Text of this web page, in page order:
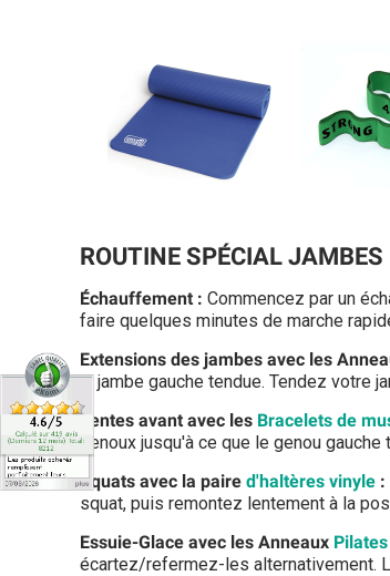
ROUTINE SPÉCIAL JAMBES
Échauffement : Commencez par un
faire quelques minutes de marche
Extensions des jambes avec les
la jambe gauche tendue. Tendez votre
Fentes avant avec les Bracelets de
genoux jusqu'à ce que le genou
Squats avec la paire d'haltères vinyle :
squat, puis remontez lentement à la
Essuie-Glace avec les Anneaux
écartez/refermez-les alternativement.